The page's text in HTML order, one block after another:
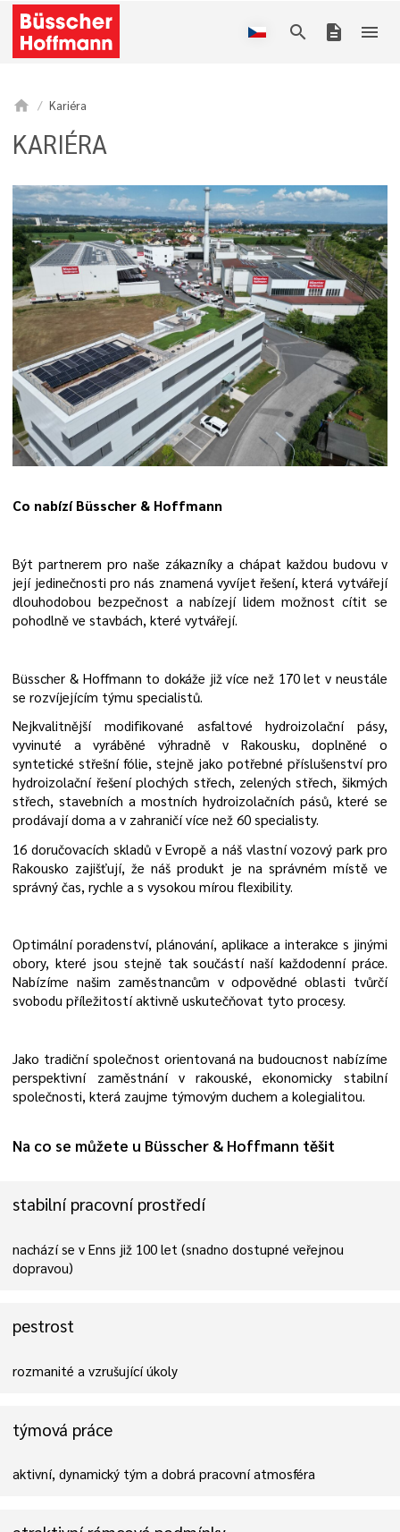
search description menu
home Kariéra
KARIÉRA
Co nabízí Büsscher & Hoffmann
Být partnerem pro naše zákazníky a chápat každou budovu v
její jedinečnosti pro nás znamená vyvíjet řešení, která vytvářejí
dlouhodobou bezpečnost a nabízejí lidem možnost cítit se
pohodlně ve stavbách, které vytvářejí.
Büsscher & Hoffmann to dokáže již více než 170 let v neustále
se rozvíjejícím týmu specialistů.
Nejkvalitnější modifikované asfaltové hydroizolační pásy,
vyvinuté a vyráběné výhradně v Rakousku, doplněné o
syntetické střešní fólie, stejně jako potřebné příslušenství pro
hydroizolační řešení plochých střech, zelených střech, šikmých
střech, stavebních a mostních hydroizolačních pásů, které se
prodávají doma a v zahraničí více než 60 specialisty.
16 doručovacích skladů v Evropě a náš vlastní vozový park pro
Rakousko zajišťují, že náš produkt je na správném místě ve
správný čas, rychle a s vysokou mírou flexibility.
Optimální poradenství, plánování, aplikace a interakce s jinými
obory, které jsou stejně tak součástí naší každodenní práce.
Nabízíme našim zaměstnancům v odpovědné oblasti tvůrčí
svobodu příležitostí aktivně uskutečňovat tyto procesy.
Jako tradiční společnost orientovaná na budoucnost nabízíme
perspektivní zaměstnání v rakouské, ekonomicky stabilní
společnosti, která zaujme týmovým duchem a kolegialitou.
Na co se můžete u Büsscher & Hoffmann těšit
stabilní pracovní prostředí
nachází se v Enns již 100 let (snadno dostupné veřejnou
dopravou)
pestrost
rozmanité a vzrušující úkoly
týmová práce
aktivní, dynamický tým a dobrá pracovní atmosféra